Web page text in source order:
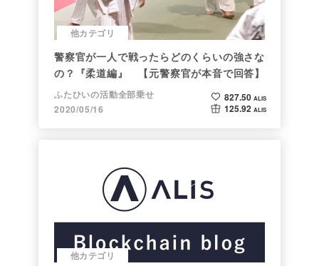
他カテゴリ
警察官が一人で戦ったらどのくらいの強さな
の？『柔道編』 【元警察官が本音で回答】
ふたひいの活動全部乗せ
2020/05/16
827.50 ALIS
125.92 ALIS
他カテゴリ